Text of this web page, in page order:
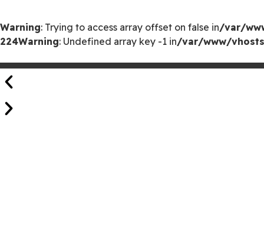
Warning: Trying to access array offset on false in/var/
224Warning: Undefined array key -1 in/var/www/